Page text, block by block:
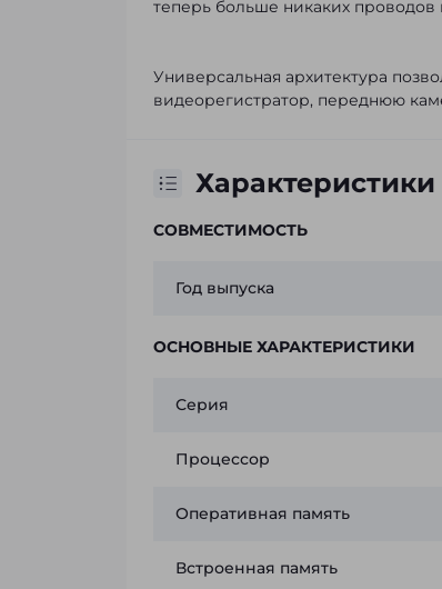
теперь больше никаких проводов
Универсальная архитектура
видеорегистратор, переднюю
Характеристики
СОВМЕСТИМОСТЬ
Год выпуска
ОСНОВНЫЕ ХАРАКТЕРИСТИКИ
Серия
Процессор
Оперативная память
Встроенная память